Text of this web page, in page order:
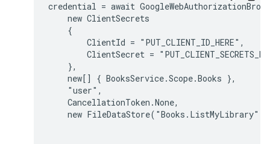
credential = await
    new ClientSecrets
    {
        ClientId = "PUT_CLIENT_ID_HERE",
ClientSecret =
    },
    new[] { BooksService.Scope.Books },
    "user",
    CancellationToken.None,
new